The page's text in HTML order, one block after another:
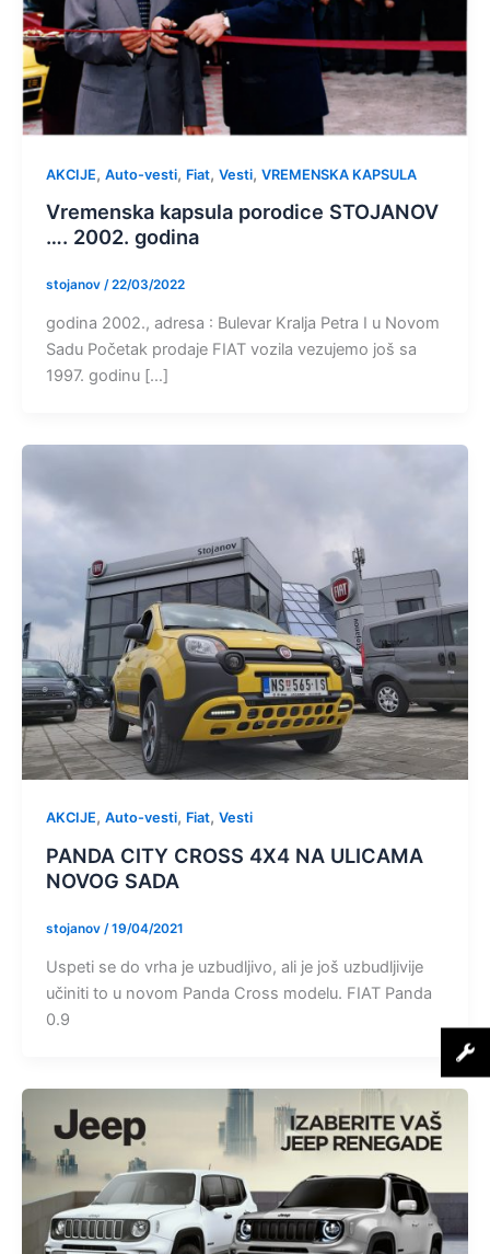
AKCIJE, Auto-vesti, Fiat, Vesti, VREMENSKA KAPSULA
Vremenska kapsula porodice STOJANOV
…. 2002. godina
stojanov /22/03/2022
godina 2002., adresa : Bulevar Kralja Petra I u Novom
Sadu Početak prodaje FIAT vozila vezujemo još sa
1997. godinu […]
AKCIJE, Auto-vesti, Fiat, Vesti
PANDA CITY CROSS 4X4 NA ULICAMA
NOVOG SADA
stojanov /19/04/2021
Uspeti se do vrha je uzbudljivo, ali je još uzbudljivije
učiniti to u novom Panda Cross modelu. FIAT Panda
0.9